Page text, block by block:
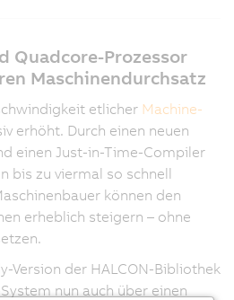
Quadcore-Prozessor
Maschinendurchsatz
etlicher Machine-
erhöht. Durch einen neuen
einen Just-in-Time-Compiler
bis zu viermal so schnell
können den
erheblich steigern – ohne
Version der HALCON-Bibliothek
nun auch über einen